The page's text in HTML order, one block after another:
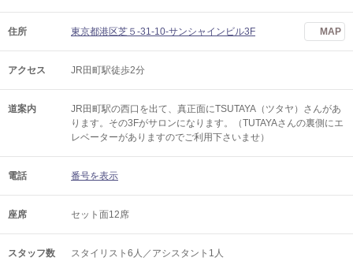
住所 東京都港区芝５-31-10-サンシャインビル3F MAP
アクセス JR田町駅徒歩2分
道案内
JR田町駅の西口を出て、真正面にTSUTAYA（ツタヤ）さんがあ
ります。その3Fがサロンになります。（TUTAYAさんの裏側にエ
レベーターがありますのでご利用下さいませ）
電話 番号を表示
座席 セット面12席
スタッフ数 スタイリスト6人／アシスタント1人